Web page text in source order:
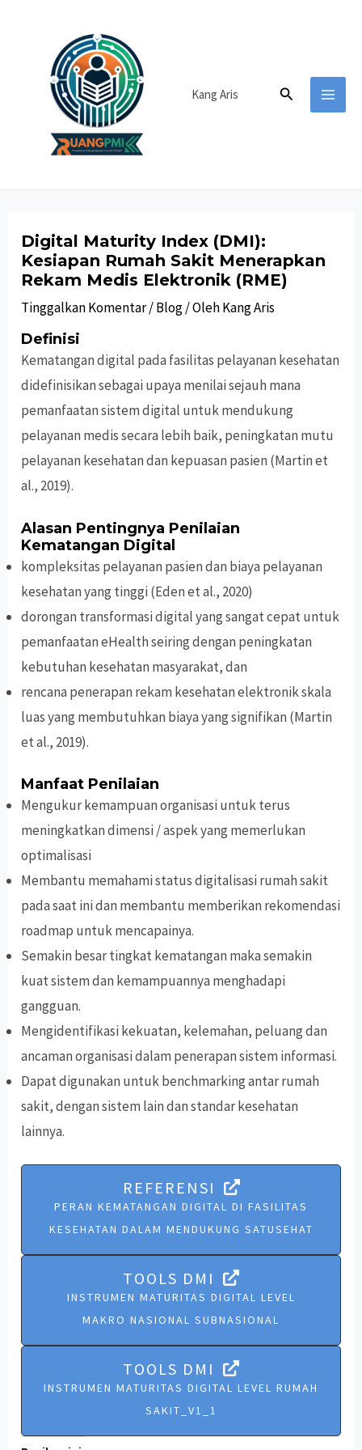
Kang Aris Cari
Digital Maturity Index (DMI):
Kesiapan Rumah Sakit Menerapkan
Rekam Medis Elektronik (RME)
Tinggalkan Komentar/Blog/ OlehKang Aris
Definisi
Kematangan digital pada fasilitas pelayanan kesehatan
didefinisikan sebagai upaya menilai sejauh mana
pemanfaatan sistem digital untuk mendukung
pelayanan medis secara lebih baik, peningkatan mutu
pelayanan kesehatan dan kepuasan pasien (Martin et
al., 2019).
Alasan Pentingnya Penilaian
Kematangan Digital
kompleksitas pelayanan pasien dan biaya pelayanan
kesehatan yang tinggi (Eden et al., 2020)
dorongan transformasi digital yang sangat cepat untuk
pemanfaatan eHealth seiring dengan peningkatan
kebutuhan kesehatan masyarakat, dan
rencana penerapan rekam kesehatan elektronik skala
luas yang membutuhkan biaya yang signifikan (Martin
et al., 2019).
Manfaat Penilaian
Mengukur kemampuan organisasi untuk terus
meningkatkan dimensi / aspek yang memerlukan
optimalisasi
Membantu memahami status digitalisasi rumah sakit
pada saat ini dan membantu memberikan rekomendasi
roadmap untuk mencapainya.
Semakin besar tingkat kematangan maka semakin
kuat sistem dan kemampuannya menghadapi
gangguan.
Mengidentifikasi kekuatan, kelemahan, peluang dan
ancaman organisasi dalam penerapan sistem informasi.
Dapat digunakan untuk benchmarking antar rumah
sakit, dengan sistem lain dan standar kesehatan
lainnya.
REFERENSI
PERAN KEMATANGAN DIGITAL DI FASILITAS
KESEHATAN DALAM MENDUKUNG SATUSEHAT
TOOLS DMI
INSTRUMEN MATURITAS DIGITAL LEVEL
MAKRO NASIONAL SUBNASIONAL
TOOLS DMI
INSTRUMEN MATURITAS DIGITAL LEVEL RUMAH
SAKIT_V1_1